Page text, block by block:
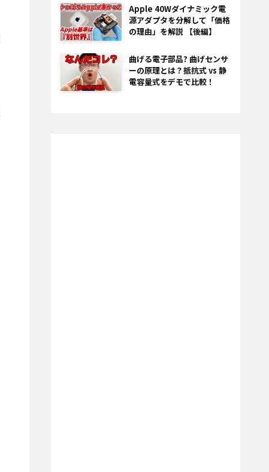
Apple 40Wダイナミック電
源アダプタを分解して「価格
の理由」を解説 【後編】
曲げる電子部品? 曲げセンサ
ーの原理とは？抵抗式 vs 静
電容量式をデモで比較！